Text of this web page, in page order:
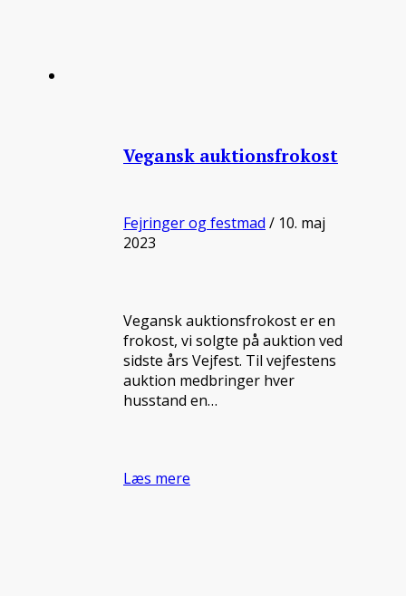
Vegansk auktionsfrokost
Fejringer og festmad / 10. maj
2023
Vegansk auktionsfrokost er en
frokost, vi solgte på auktion ved
sidste års Vejfest. Til vejfestens
auktion medbringer hver
husstand en…
Læs mere